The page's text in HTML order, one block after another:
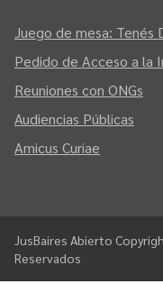
Juego de mesa: Tenés
Pedido de Acceso a la
Reuniones con ONGs
Audiencias Públicas
Amicus Curiae
JusBaires Abierto
Reservados